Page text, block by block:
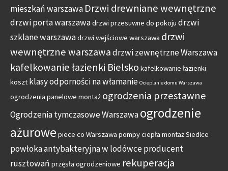
mieszkań warszawa Drzwi drewniane wewnętrzne
drzwi porta warszawadrzwi przesuwne do pokoju drzwi
szklane warszawadrzwi wejściowe warszawa drzwi
wewnętrzne warszawadrzwi zewnętrzne Warszawa
kafelkowanie łazienki Bielsko kafelkowanie łazienki
koszt klasy odporności na włamanie Ocieplanie domu Warszawa
ogrodzenia panelowe montaż ogrodzenia przestawne
Ogrodzenia tymczasowe Warszawaogrodzenie
ażurowepiece co Warszawa pompy ciepła montaż Siedlce
powłoka antybakteryjna w lodówceproducent
rusztowań przęsła ogrodzeniowe rekuperacja